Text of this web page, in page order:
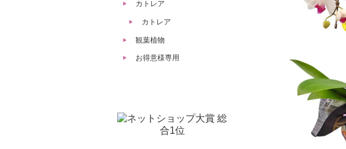
カトレア
カトレア
観葉植物
お得意様専用